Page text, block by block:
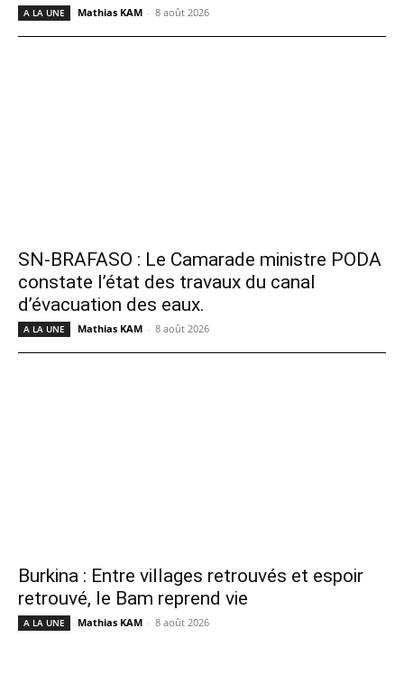
A LA UNE Mathias KAM - 8 août 2026
SN-BRAFASO : Le Camarade ministre PODA
constate l’état des travaux du canal
d’évacuation des eaux.
A LA UNE Mathias KAM - 8 août 2026
Burkina : Entre villages retrouvés et espoir
retrouvé, le Bam reprend vie
A LA UNE Mathias KAM - 8 août 2026